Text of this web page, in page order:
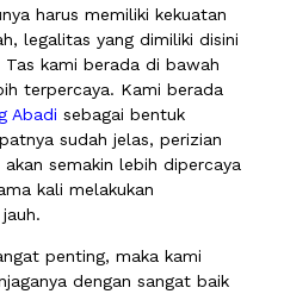
harus memiliki kekuatan
legalitas yang dimiliki disini
Tas kami berada di bawah
terpercaya. Kami berada
Abadi sebagai bentuk
sudah jelas, perizian
semakin lebih dipercaya
kali melakukan
penting, maka kami
dengan sangat baik